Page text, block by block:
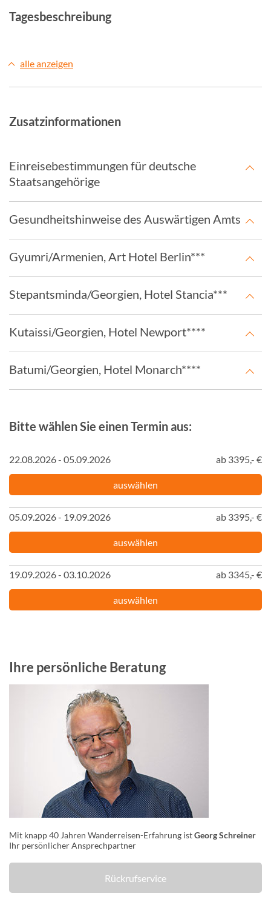
Tagesbeschreibung
alle anzeigen
Zusatzinformationen
Einreisebestimmungen für deutsche
Staatsangehörige
Gesundheitshinweise des Auswärtigen Amts
Gyumri/Armenien, Art Hotel Berlin***
Stepantsminda/Georgien, Hotel Stancia***
Kutaissi/Georgien, Hotel Newport****
Batumi/Georgien, Hotel Monarch****
Bitte wählen Sie einen Termin aus:
22.08.2026 - 05.09.2026 ab 3395,- €
auswählen
05.09.2026 - 19.09.2026 ab 3395,- €
auswählen
19.09.2026 - 03.10.2026 ab 3345,- €
auswählen
Ihre persönliche Beratung
Mit knapp 40 Jahren Wanderreisen-Erfahrung istGeorg Schreiner
Ihr persönlicher Ansprechpartner
Rückrufservice